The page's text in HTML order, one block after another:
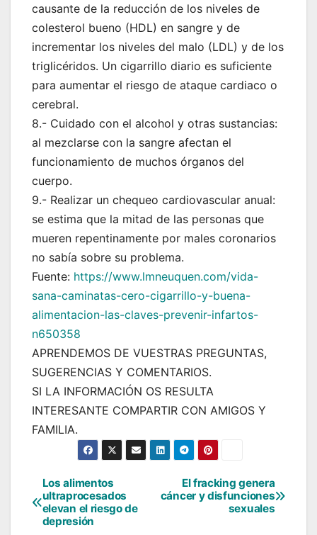
causante de la reducción de los niveles de
colesterol bueno (HDL) en sangre y de
incrementar los niveles del malo (LDL) y de los
triglicéridos. Un cigarrillo diario es suficiente
para aumentar el riesgo de ataque cardiaco o
cerebral.
8.- Cuidado con el alcohol y otras sustancias:
al mezclarse con la sangre afectan el
funcionamiento de muchos órganos del
cuerpo.
9.- Realizar un chequeo cardiovascular anual:
se estima que la mitad de las personas que
mueren repentinamente por males coronarios
no sabía sobre su problema.
Fuente: https://www.lmneuquen.com/vida-
sana-caminatas-cero-cigarrillo-y-buena-
alimentacion-las-claves-prevenir-infartos-
n650358
APRENDEMOS DE VUESTRAS PREGUNTAS,
SUGERENCIAS Y COMENTARIOS.
SI LA INFORMACIÓN OS RESULTA
INTERESANTE COMPARTIR CON AMIGOS Y
FAMILIA.
Navegación
de
El fracking genera
cáncer y disfunciones
sexuales
Los alimentos
ultraprocesados
elevan el riesgo de
depresión